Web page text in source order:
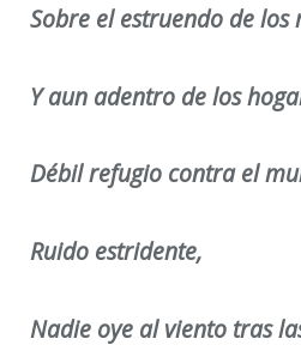
Sobre el estruendo de los
Y aun adentro de los
Débil refugio contra el
Ruido estridente,
Nadie oye al viento tras